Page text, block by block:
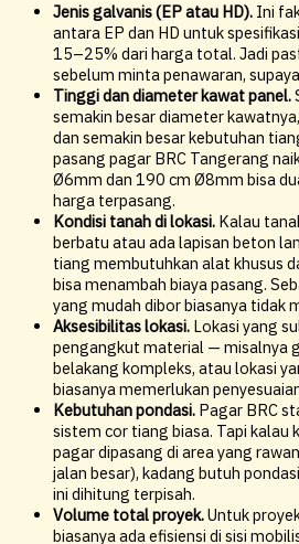
Jenis galvanis (EP atau HD). Ini
antara EP dan HD untuk
15–25% dari harga total. Jadi
sebelum minta penawaran,
Tinggi dan diameter kawat panel.
semakin besar diameter
dan semakin besar kebutuhan
pasang pagar BRC Tangerang
Ø6mm dan 190 cm Ø8mm bisa
harga terpasang.
Kondisi tanah di lokasi. Kalau
berbatu atau ada lapisan beton
tiang membutuhkan alat khusus
bisa menambah biaya pasang.
yang mudah dibor biasanya tidak
Aksesibilitas lokasi. Lokasi yang
pengangkut material — misalnya
belakang kompleks, atau lokasi
biasanya memerlukan
Kebutuhan pondasi. Pagar BRC
sistem cor tiang biasa. Tapi kalau
pagar dipasang di area yang
jalan besar), kadang butuh
ini dihitung terpisah.
Volume total proyek.Untuk
biasanya ada efisiensi di sisi